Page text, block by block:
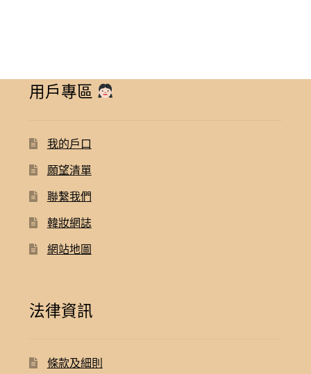
用戶專區
我的戶口
願望清單
聯繫我們
韓妝網誌
網站地圖
法律資訊
條款及細則